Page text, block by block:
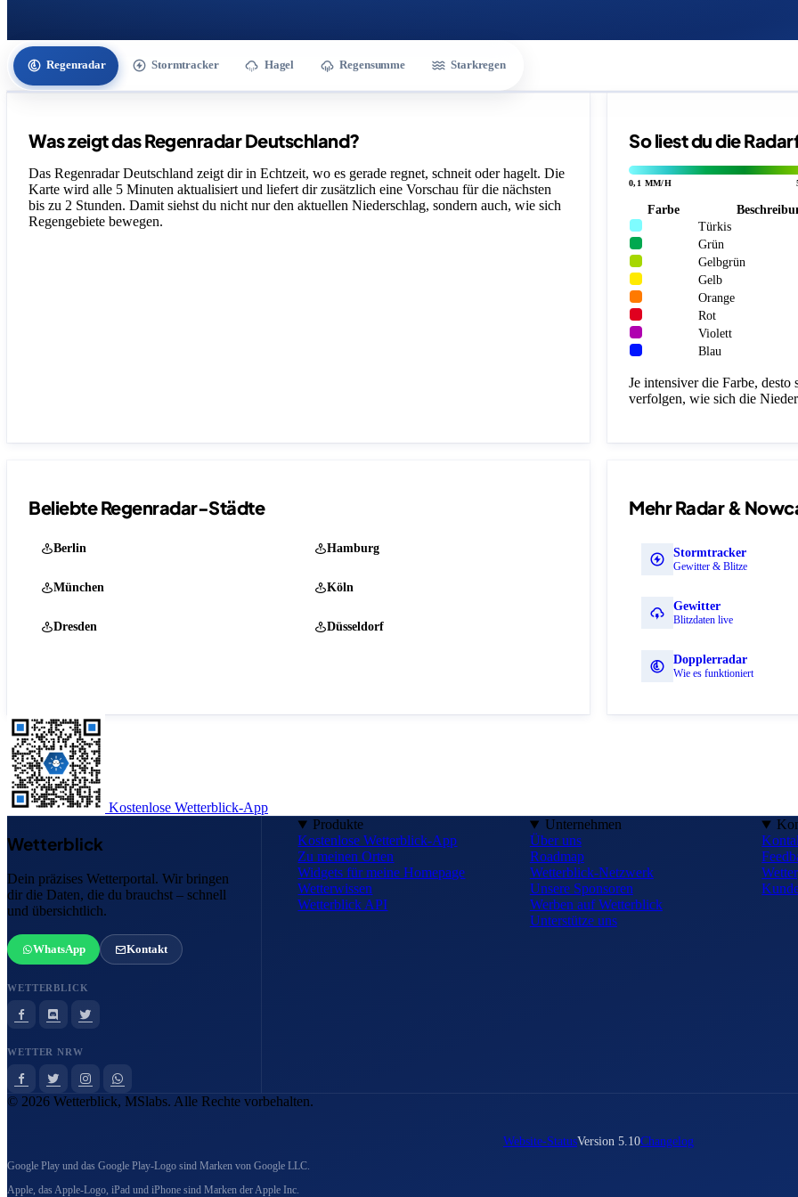
Regenradar Stormtracker Hagel Regensumme Starkregen
Was zeigt das Regenradar Deutschland?
Das Regenradar Deutschland zeigt dir in Echtzeit, wo es gerade regnet, schneit oder hagelt. Die
Karte wird alle 5 Minuten aktualisiert und liefert dir zusätzlich eine Vorschau für die nächsten
bis zu 2 Stunden. Damit siehst du nicht nur den aktuellen Niederschlag, sondern auch, wie sich
Regengebiete bewegen.
So liest du die
0,1 MM/H
Farbe
Türkis
Grün
Gelbgrün
Gelb
Orange
Rot
Violett
Blau
Je intensiver die Farbe,
verfolgen, wie sich die
Beliebte Regenradar-Städte
Berlin Hamburg
München Köln
Dresden Düsseldorf
Mehr Radar &
Stormtracker
Gewitter & Blitze
Gewitter
Blitzdaten live
Dopplerradar
Wie es funktioniert
Kostenlose Wetterblick-App
Wetterblick
Dein präzises Wetterportal. Wir bringen
dir die Daten, die du brauchst – schnell
und übersichtlich.
WhatsApp Kontakt
WETTERBLICK
WETTER NRW
Produkte
Kostenlose Wetterblick-App
Zu meinen Orten
Widgets für meine Homepage
Wetterwissen
Wetterblick API
Unternehmen
Über uns
Roadmap
Wetterblick-Netzwerk
Unsere Sponsoren
Werben auf Wetterblick
Unterstütze uns
© 2026 Wetterblick, MSlabs. Alle Rechte vorbehalten.
Website-StatusVersion 5.10Changelog
Google Play und das Google Play-Logo sind Marken von Google LLC.
Apple, das Apple-Logo, iPad und iPhone sind Marken der Apple Inc.